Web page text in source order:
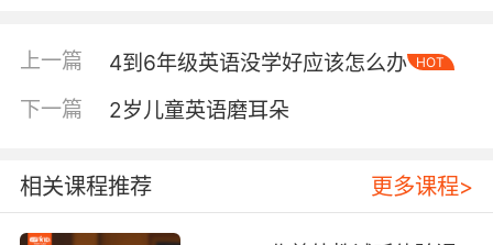
和“me”乱用。这个口诀很实用：“I是主格me是
宾，主格用在动词前，动词介词后用宾。you是
主格也是宾，he是主格him是宾…” 单词记忆类口
诀 4-6年级词汇量要求增大，长单词常让孩子望
单词，可以这样记：“一月January雪花飘，二月
February新年到；三月March春天来，四月April
上一篇 4到6年级英语没学好应该怎么办 HOT
下一篇 2岁儿童英语磨耳朵
相关课程推荐 更多课程>